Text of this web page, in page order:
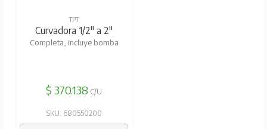
TPT
Curvadora 1/2" a 2"
Completa, incluye bomba
$ 370.138 C/U
SKU: 680550200